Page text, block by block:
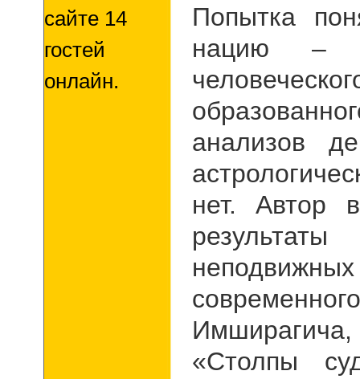
сайте 14
гостей
онлайн.
Попытка
нацию –
анализов
нет. Автор
«Столпы